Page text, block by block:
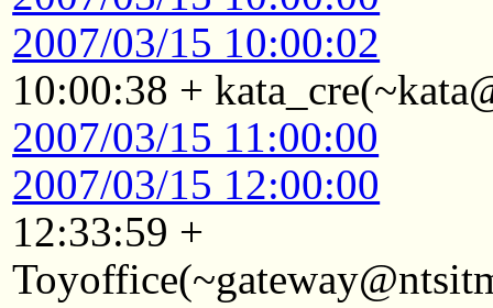
2007/03/15 10:00:02
10:00:38 +
2007/03/15 11:00:00
2007/03/15 12:00:00
12:33:59 +